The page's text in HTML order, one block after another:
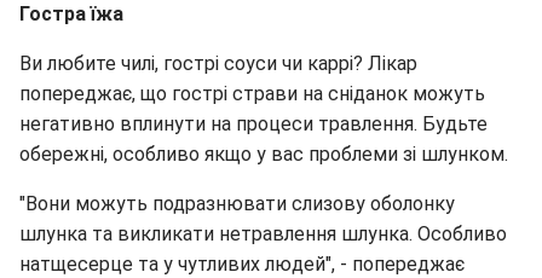
Гостра їжа
Ви любите чилі, гострі соуси чи каррі? Лікар
попереджає, що гострі страви на сніданок можуть
негативно вплинути на процеси травлення. Будьте
обережні, особливо якщо у вас проблеми зі шлунком.
"Вони можуть подразнювати слизову оболонку
шлунка та викликати нетравлення шлунка. Особливо
натщесерце та у чутливих людей", - попереджає